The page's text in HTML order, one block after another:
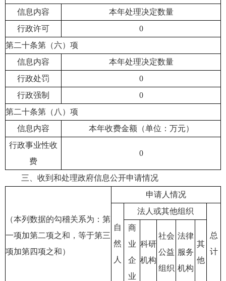
信息内容
本年处理决定数量
行政许可
0
第二十条第（六）项
信息内容
本年处理决定数量
行政处罚
0
行政强制
0
第二十条第（八）项
信息内容
本年收费金额（单位：万元）
行政事业性收
费
0
三、收到和处理政府信息公开申请情况
（本列数据的勾稽关系为：第
一项加第二项之和，等于第三
项加第四项之和）
申请人情况
自
然
人
法人或其他组织
总
计
商
业
企
业
科研
机构
社会
公益
组织
法律
服务
机构
其
他